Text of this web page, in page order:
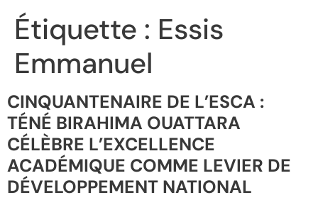
Étiquette : Essis
Emmanuel
CINQUANTENAIRE DE L’ESCA :
TÉNÉ BIRAHIMA OUATTARA
CÉLÈBRE L’EXCELLENCE
ACADÉMIQUE COMME LEVIER DE
DÉVELOPPEMENT NATIONAL